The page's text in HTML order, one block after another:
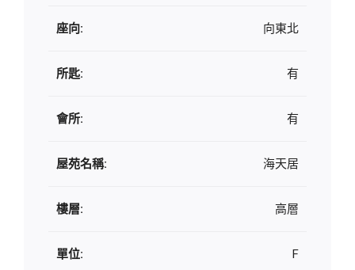
座向: 向東北
所匙: 有
會所: 有
屋苑名稱: 海天居
樓層: 高層
單位: F